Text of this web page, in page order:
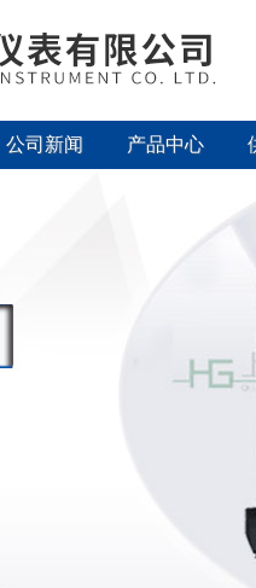
公司新闻 产品中心